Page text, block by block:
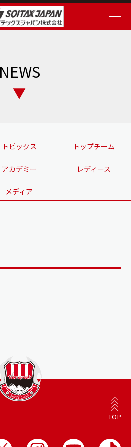
NEWS
トピックス トップチーム
アカデミー レディース
メディア
TOP